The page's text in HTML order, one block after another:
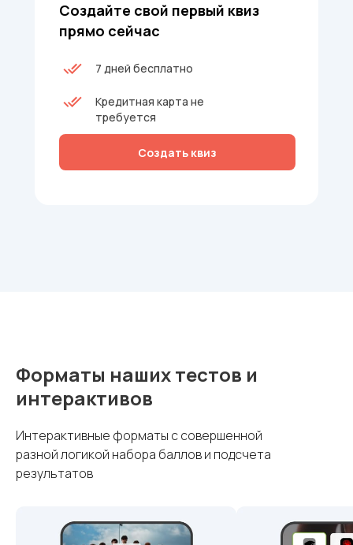
Создайте свой первый квиз
прямо сейчас
Создать квиз
Кредитная карта не
требуется
7 дней бесплатно
Форматы наших тестов и
интерактивов
Интерактивные форматы с совершенной
разной логикой набора баллов и подсчета
результатов